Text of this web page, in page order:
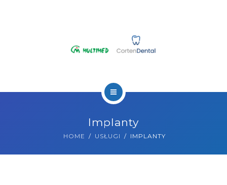
DLA PACJENTA
Implanty
HOME USŁUGI IMPLANTY